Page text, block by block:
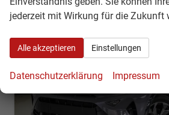
jederzeit mit Wirkung für die Zukunft
Alle akzeptieren Einstellungen
Datenschutzerklärung Impressum